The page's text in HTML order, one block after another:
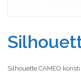
Silhouette CAMEO